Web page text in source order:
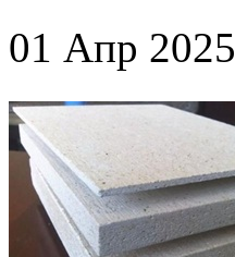
01 Апр 2025